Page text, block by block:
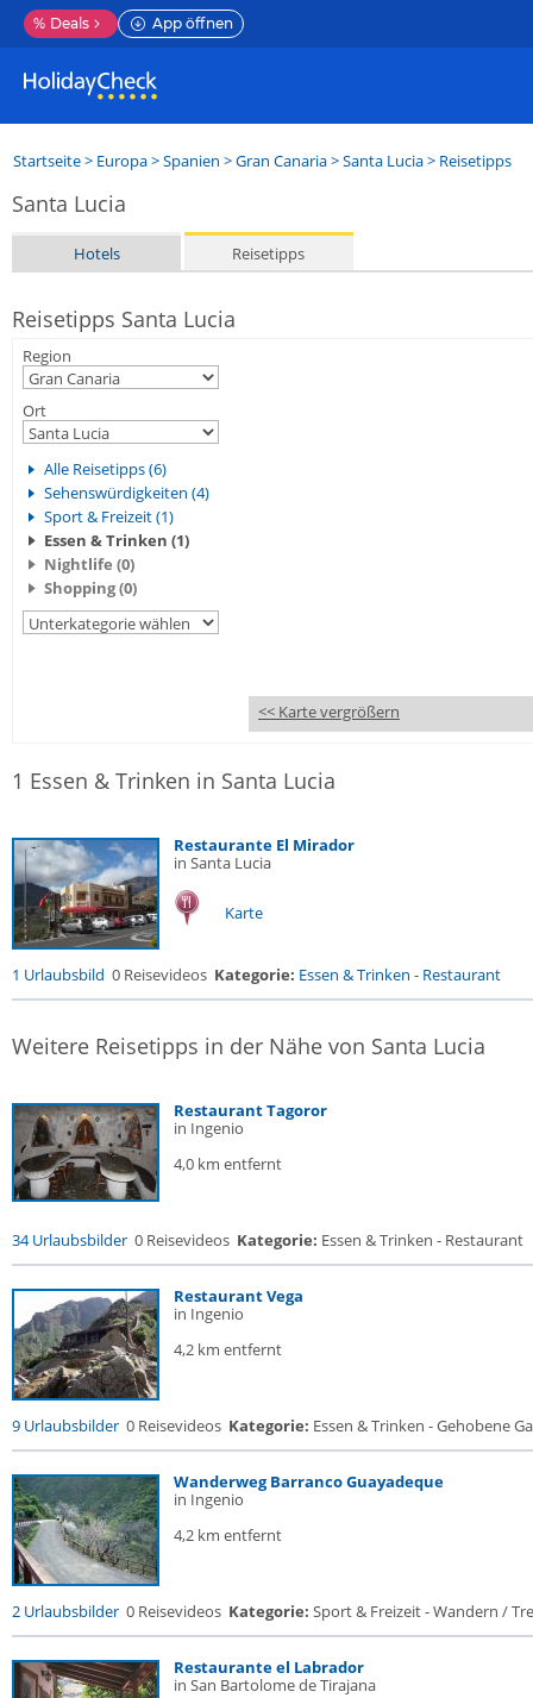
% Deals App öffnen
Startseite> Europa>Spanien >Gran Canaria>Santa Lucia> Reisetipps
Santa Lucia
Hotels Reisetipps
Reisetipps Santa Lucia
Region
Ort
Alle Reisetipps (6)
Sehenswürdigkeiten (4)
Sport & Freizeit (1)
Essen & Trinken (1)
Nightlife (0)
Shopping (0)
<< Karte vergrößern
1 Essen & Trinken in Santa Lucia
Restaurante El Mirador
in Santa Lucia
Karte
1 Urlaubsbild 0 Reisevideos Kategorie: Essen & Trinken - Restaurant
Weitere Reisetipps in der Nähe von Santa Lucia
Restaurant Tagoror
in Ingenio
4,0 km entfernt
34 Urlaubsbilder 0 Reisevideos Kategorie: Essen & Trinken - Restaurant
Restaurant Vega
in Ingenio
4,2 km entfernt
9 Urlaubsbilder 0 Reisevideos Kategorie: Essen & Trinken - Gehobene
Wanderweg Barranco Guayadeque
in Ingenio
4,2 km entfernt
2 Urlaubsbilder 0 Reisevideos Kategorie: Sport & Freizeit - Wandern /
Restaurante el Labrador
in San Bartolome de Tirajana